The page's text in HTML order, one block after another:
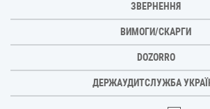
ЗВЕРНЕННЯ
ВИМОГИ/СКАРГИ
DOZORRO
ДЕРЖАУДИТСЛУЖБА